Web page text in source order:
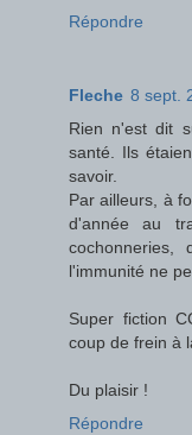
Répondre
Fleche 8 sept.
Rien n'est dit
santé. Ils
savoir.
Par ailleurs, à
d'année au
cochonneries,
l'immunité ne
Super fiction
coup de frein à
Du plaisir !
Répondre